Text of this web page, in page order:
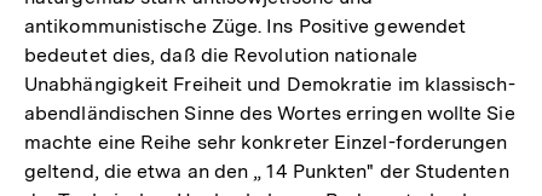
antikommunistische Züge. Ins Positive gewendet
bedeutet dies, daß die Revolution nationale
Unabhängigkeit Freiheit und Demokratie im klassisch-
abendländischen Sinne des Wortes erringen wollte Sie
machte eine Reihe sehr konkreter Einzel-forderungen
geltend, die etwa an den „ 14 Punkten" der Studenten